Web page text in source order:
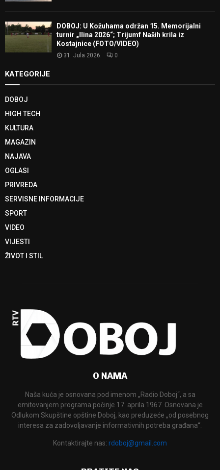
DOBOJ: U Kožuhama održan 15. Memorijalni
turnir „Ilina 2026“; Trijumf Naših krila iz
Kostajnice (FOTO/VIDEO)
31. Jula 2026. 0
KATEGORIJE
DOBOJ
HIGH TECH
KULTURA
MAGAZIN
NAJAVA
OGLASI
PRIVREDA
SERVISNE INFORMACIJE
SPORT
VIDEO
VIJESTI
ŽIVOT I STIL
O NAMA
Naša kuća je osnovana pod imenom „Radio Doboj“, a sa
emitovanjem programa počinje 17. aprila 1967. Osnovana je
Odlukom Skupštine opštine Doboj, kao preduzeće „od posebnog
interesa za zadovoljavanje informativnih potreba građana“.
Kontaktirajte nas: rdoboj@gmail.com